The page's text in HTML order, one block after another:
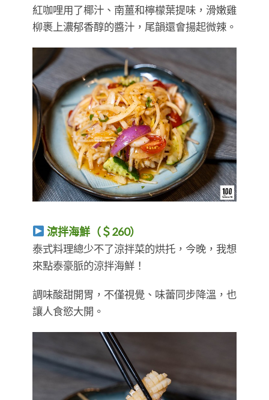
紅咖哩用了椰汁、南薑和檸檬葉提味，滑嫩雞
柳裹上濃郁香醇的醬汁，尾韻還會揚起微辣。
涼拌海鮮（＄260）
​​​​​​​泰式料理總少不了涼拌菜的烘托，今晚，我想
來點泰豪脈的涼拌海鮮！
調味酸甜開胃，不僅視覺、味蕾同步降溫，也
讓人食慾大開。